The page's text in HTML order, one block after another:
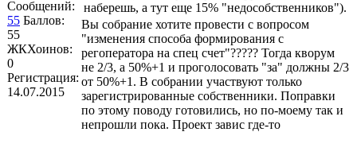
Сообщений:
55 Баллов:
55
ЖКХоинов:
0
Регистрация:
14.07.2015
наберешь, а тут еще 15% "недособственников").
Вы собрание хотите провести с вопросом
"изменения способа формирования с
регоператора на спец счет"????? Тогда кворум
не 2/3, а 50%+1 и проголосовать "за" должны 2/3
от 50%+1. В собрании участвуют только
зарегистрированные собственники. Поправки
по этому поводу готовились, но по-моему так и
непрошли пока. Проект завис где-то